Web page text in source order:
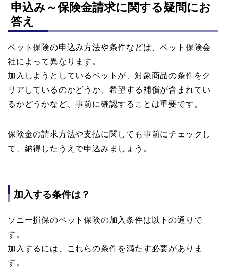
申込み～保険金請求に関する疑問にお
答え
ペット保険の申込み方法や条件などは、ペット保険会
社によって異なります。
加入しようとしているペットが、対象商品の条件をク
リアしているのかどうか、希望する補償が含まれてい
るかどうかなど、事前に確認することは重要です。
保険金の請求方法や支払に関しても事前にチェックし
て、納得したうえで申込みましょう。
加入する条件は？
ソニー損保のペット保険の加入条件は以下の通りで
す。
加入するには、これらの条件を満たす必要がありま
す。